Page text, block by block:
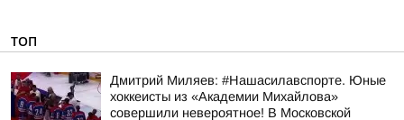
ТОП
Дмитрий Миляев: #Нашасилавспорте. Юные
хоккеисты из «Академии Михайлова»
совершили невероятное! В Московской